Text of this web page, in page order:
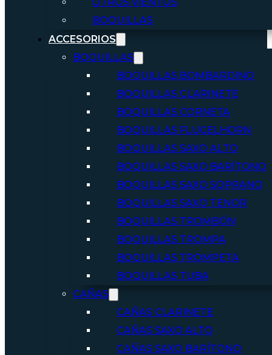
BOQUILLAS
ACCESORIOS
BOQUILLAS
BOQUILLAS BOMBARDINO
BOQUILLAS CLARINETE
BOQUILLAS CORNETA
BOQUILLAS FLUGELHORN
BOQUILLAS SAXO ALTO
BOQUILLAS SAXO BARÍTONO
BOQUILLAS SAXO SOPRANO
BOQUILLAS SAXO TENOR
BOQUILLAS TROMBÓN
BOQUILLAS TROMPA
BOQUILLAS TROMPETA
BOQUILLAS TUBA
CAÑAS
CAÑAS CLARINETE
CAÑAS SAXO ALTO
CAÑAS SAXO BARÍTONO